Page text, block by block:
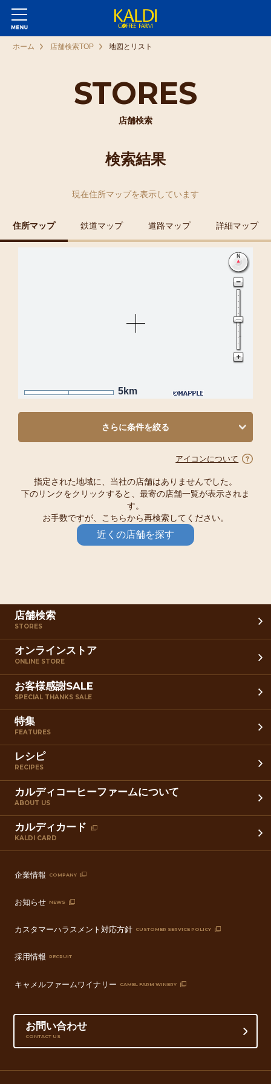
STORES
店舗検索
ホーム 店舗検索TOP 地図とリスト
検索結果
現在住所マップを表示しています
住所マップ 鉄道マップ 道路マップ 詳細マップ
5km
さらに条件を絞る
アイコンについて
指定された地域に、当社の店舗はありませんでした。
下のリンクをクリックすると、最寄の店舗一覧が表示されま
す。
お手数ですが、こちらから再検索してください。
近くの店舗を探す
店舗検索
STORES
オンラインストア
ONLINE STORE
お客様感謝SALE
SPECIAL THANKS SALE
特集
FEATURES
レシピ
RECIPES
カルディコーヒーファームについて
ABOUT US
カルディカード
KALDI CARD
企業情報 COMPANY
お知らせ NEWS
カスタマーハラスメント対応方針 CUSTOMER SERVICE POLICY
採用情報 RECRUIT
キャメルファームワイナリー CAMEL FARM WINERY
お問い合わせ
CONTACT US